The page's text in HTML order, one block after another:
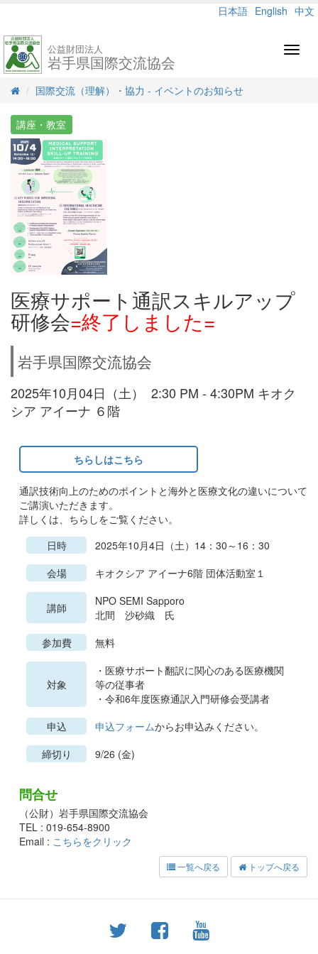
日本語 English 中文
公益財団法人
岩手県国際交流協会
国際交流（理解）・協力 - イベントのお知らせ
講座・教室
医療サポート通訳スキルアップ
研修会=終了しました=
岩手県国際交流協会
2025年10月04日（土） 2:30 PM - 4:30PM キオク
シア アイーナ ６階
ちらしはこちら
通訳技術向上のためのポイントと海外と医療文化の違いについて
ご講演いただきます。
詳しくは、ちらしをご覧ください。
日時
2025年10月4日（土）14：30～16：30
会場
キオクシア アイーナ6階 団体活動室１
講師
NPO SEMI Sapporo
北間 沙砂織 氏
参加費
無料
対象
・医療サポート翻訳に関心のある医療機関
等の従事者
・令和6年度医療通訳入門研修会受講者
申込
申込フォームからお申込みください。
締切り
9/26 (金)
問合せ
（公財）岩手県国際交流協会
TEL : 019-654-8900
Email : こちらをクリック
一覧へ戻る トップへ戻る